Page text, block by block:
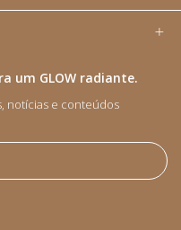
um GLOW radiante.
notícias e conteúdos